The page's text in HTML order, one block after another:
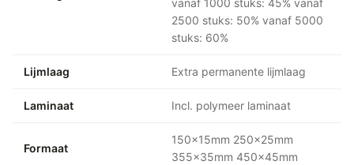
vanaf 1000 stuks: 45% vanaf
2500 stuks: 50% vanaf 5000
stuks: 60%
Lijmlaag Extra permanente lijmlaag
Laminaat Incl. polymeer laminaat
Formaat
150x15mm 250x25mm
355x35mm 450x45mm